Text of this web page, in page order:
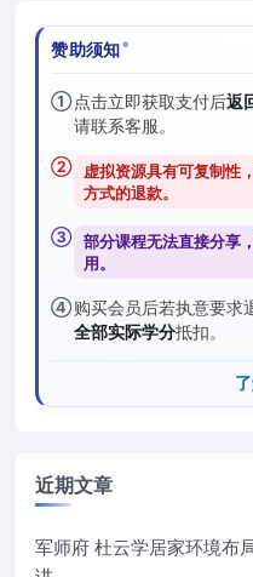
赞助须知
①点击立即获取支付后返
请联系客服。
② 虚拟资源具有可复制性
方式的退款。
③ 部分课程无法直接分享
用。
④购买会员后若执意要求
全部实际学分抵扣。
近期文章
军师府 杜云学居家环境布